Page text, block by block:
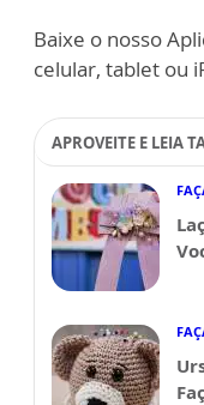
Baixe o nosso
celular, tablet ou
APROVEITE E LEIA